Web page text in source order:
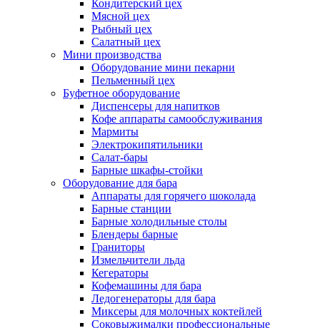
Кондитерский цех
Мясной цех
Рыбный цех
Салатный цех
Мини производства
Оборудование мини пекарни
Пельменный цех
Буфетное оборудование
Диспенсеры для напитков
Кофе аппараты самообслуживания
Мармиты
Электрокипятильники
Cалат-бары
Барные шкафы-стойки
Оборудование для бара
Аппараты для горячего шоколада
Барные станции
Барные холодильные столы
Блендеры барные
Граниторы
Измельчители льда
Кегераторы
Кофемашины для бара
Ледогенераторы для бара
Миксеры для молочных коктейлей
Соковыжималки профессиональные